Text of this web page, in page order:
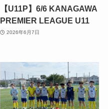
【U11P】6/6 KANAGAWA
PREMIER LEAGUE U11
2026年6月7日